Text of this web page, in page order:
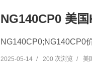
NG140CP0 美
NG140CP0;NG140CP0
2025-05-14 / 200 次浏览 / 美